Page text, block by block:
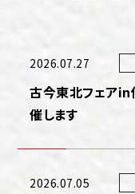
2026.07.27
古今東北フェア
催します
2026.07.05